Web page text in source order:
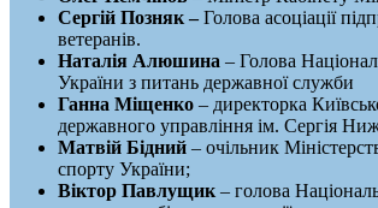
Сергій Позняк –Голова асоціації
ветеранів.
Наталія Алюшина – Голова
України з питань державної служби
Ганна Міщенко – директорка
державного управління ім. Сергія
Матвій Бідний – очільник
спорту України;
Віктор Павлущик – голова